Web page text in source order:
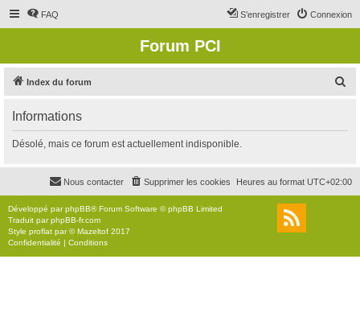
FAQ Connexion
S’enregistrer
Forum PCI
Index du forum
r
c
r
Informations
Désolé, mais ce forum est actuellement indisponible.
Heures au format UTC+02:00
Supprimer les cookies
Nous contacter
Développé parphpBB® Forum Software © phpBB Limited
Traduit parphpBB-fr.com
Style proflat par ©Mazeltof 2017
Confidentialité | Conditions